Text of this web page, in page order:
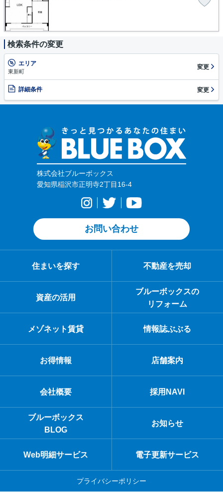
検索条件の変更
エリア
東新町
変更
詳細条件 変更
株式会社ブルーボックス
愛知県稲沢市正明寺2丁目16-4
お問い合わせ
住まいを探す 不動産を売却
資産の活用
ブルーボックスの
リフォーム
メゾネット賃貸 情報誌ぶぶる
お得情報 店舗案内
会社概要 採用NAVI
ブルーボックス
BLOG
お知らせ
Web明細サービス 電子更新サービス
プライバシーポリシー